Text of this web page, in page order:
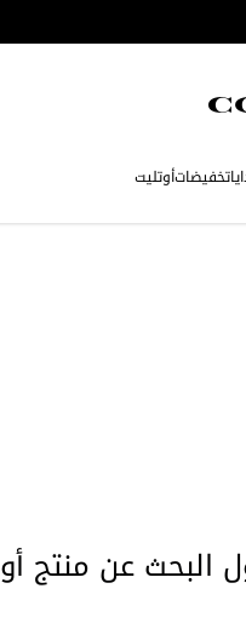
تخفيضاتأوتليت
البحث عن منتج أو